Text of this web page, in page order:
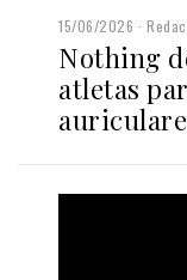
15/06/2026
Nothing
atletas